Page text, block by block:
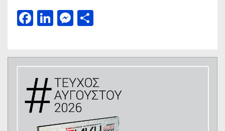
Facebook
LinkedIn
Messenger